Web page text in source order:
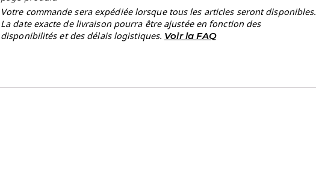
Votre commande sera expédiée lorsque tous les articles seront disponibles.
La date exacte de livraison pourra être ajustée en fonction des
disponibilités et des délais logistiques. Voir la FAQ